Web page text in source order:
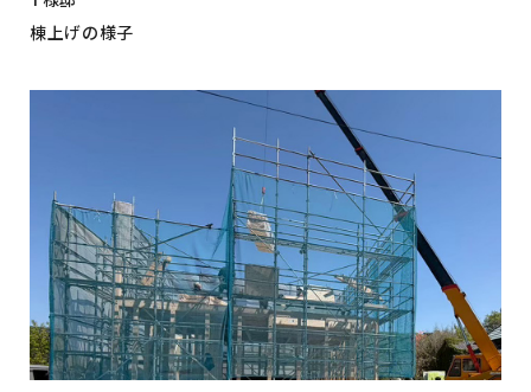
棟上げの様子